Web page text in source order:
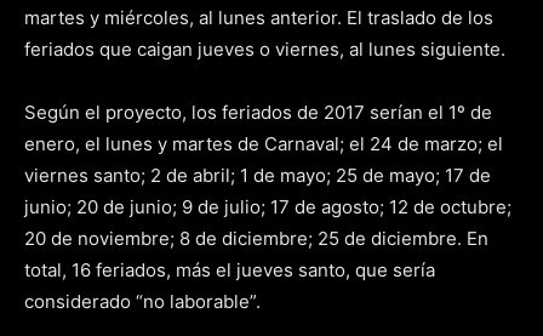
martes y miércoles, al lunes anterior. El traslado de los
feriados que caigan jueves o viernes, al lunes siguiente.
Según el proyecto, los feriados de 2017 serían el 1º de
enero, el lunes y martes de Carnaval; el 24 de marzo; el
viernes santo; 2 de abril; 1 de mayo; 25 de mayo; 17 de
junio; 20 de junio; 9 de julio; 17 de agosto; 12 de octubre;
20 de noviembre; 8 de diciembre; 25 de diciembre. En
total, 16 feriados, más el jueves santo, que sería
considerado “no laborable”.